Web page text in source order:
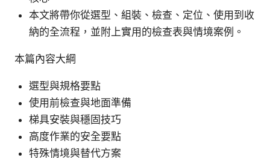
本文將帶你從選型、組裝、檢查、定位、使用到收
納的全流程，並附上實用的檢查表與情境案例。
本篇內容大綱
選型與規格要點
使用前檢查與地面準備
梯具安裝與穩固技巧
高度作業的安全要點
特殊情境與替代方案